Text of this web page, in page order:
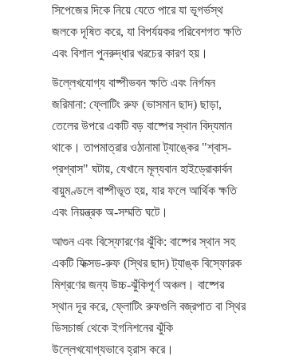
সিপেজের দিকে নিয়ে যেতে পারে যা ভূগর্ভস্থ
জলকে দূষিত করে, যা বিপর্যয়কর পরিবেশগত ক্ষতি
এবং বিশাল পুনরুদ্ধার খরচের কারণ হয়।
উল্লেখযোগ্য বাষ্পীভবন ক্ষতি এবং নির্গমন
জরিমানা: ফ্লোটিং রুফ (ভাসমান ছাদ) ছাড়া,
তেলের উপরে একটি বড় বাষ্পের স্থান বিদ্যমান
থাকে। তাপমাত্রার ওঠানামা ট্যাঙ্কের "শ্বাস-
প্রশ্বাস" ঘটায়, যেখানে মূল্যবান হাইড্রোকার্বন
বায়ুমণ্ডলে বাষ্পীভূত হয়, যার ফলে আর্থিক ক্ষতি
এবং নিয়ন্ত্রক অ-সম্মতি ঘটে।
আগুন এবং বিস্ফোরণের ঝুঁকি: বাষ্পের স্থান সহ
একটি ফিক্সড-রুফ (স্থির ছাদ) ট্যাঙ্ক বিস্ফোরক
মিশ্রণের জন্য উচ্চ-ঝুঁকিপূর্ণ অঞ্চল। বাষ্পের
স্থান দূর করে, ফ্লোটিং রুফগুলি বজ্রপাত বা স্থির
ডিসচার্জ থেকে ইগনিশনের ঝুঁকি
উল্লেখযোগ্যভাবে হ্রাস করে।